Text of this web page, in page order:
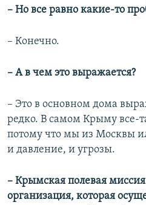
– Но все равно какие-то
– Конечно.
– А в чем это выражается?
– Это в основном дома
редко. В самом Крыму все-
потому что мы из Москвы
и давление, и угрозы.
– Крымская полевая
организация, которая